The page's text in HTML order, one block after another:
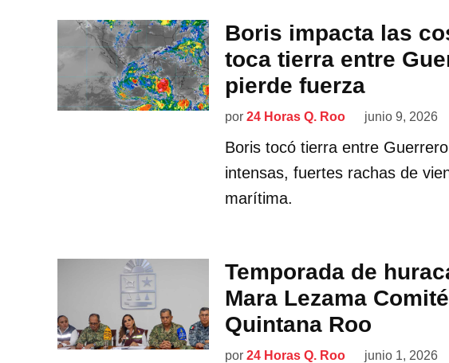
Boris impacta las
toca tierra entre
pierde fuerza
por 24 Horas Q. Roo junio 9, 2026
Boris tocó tierra entre
intensas, fuertes rachas de
marítima.
Temporada de
Mara Lezama
Quintana Roo
por 24 Horas Q. Roo junio 1, 2026